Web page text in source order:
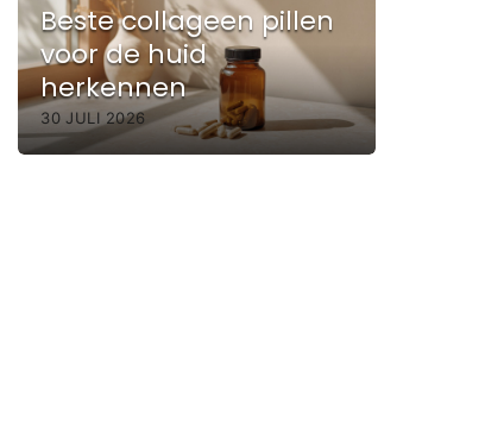
Beste collageen pillen
voor de huid
herkennen
30 JULI 2026